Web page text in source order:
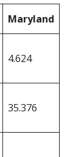
Maryland
4.624
35.376